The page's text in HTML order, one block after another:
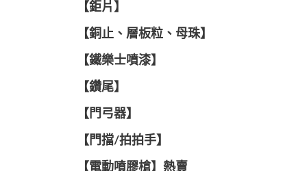
【鉅片】
【銅止、層板粒、母珠】
【鐵樂士噴漆】
【鑽尾】
【門弓器】
【門擋/拍拍手】
【電動噴膠槍】熱賣